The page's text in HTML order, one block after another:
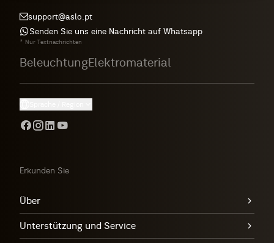
support@aslo.pt
Senden Sie uns eine Nachricht auf Whatsapp
* Nur Textnachrichten
BeleuchtungElektromaterial
Erkunden Sie
Über
Unterstützung und Service